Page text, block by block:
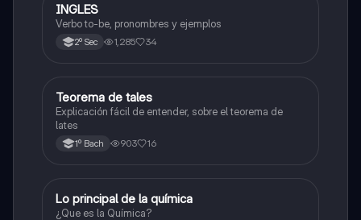
Inglés
INGLES
Verbo to-be, pronombres y ejemplos
2º Sec 1,285 34
Matemáticas
Teorema de tales
Explicación fácil de entender, sobre el teorema de
lates
1º Bach 903 16
Química
Lo principal de la química
¿Que es la Química?